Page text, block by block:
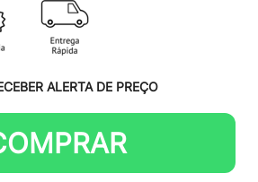
ALERTA DE PREÇO